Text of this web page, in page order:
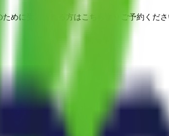
めに受診される方はこちらよりご予約くだ